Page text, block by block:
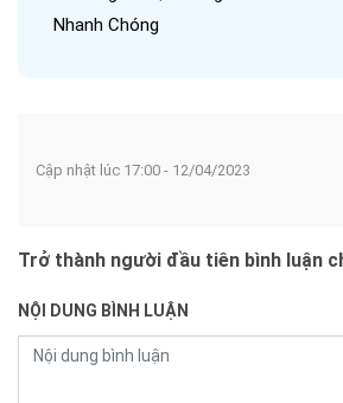
Nhanh Chóng
Cập nhật lúc 17:00 - 12/04/2023
Trở thành người đầu tiên bình luận
NỘI DUNG BÌNH LUẬN